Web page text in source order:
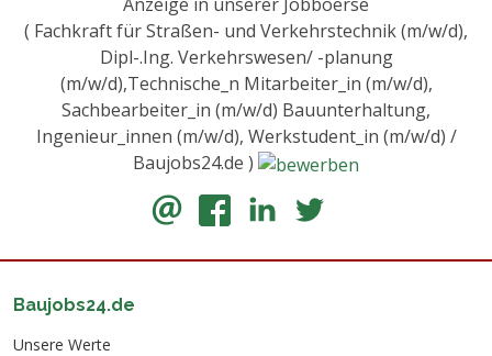
( Fachkraft für Straßen- und Verkehrstechnik (m/w/d),
Dipl-.Ing. Verkehrswesen/ -planung
(m/w/d),Technische_n Mitarbeiter_in (m/w/d),
Sachbearbeiter_in (m/w/d) Bauunterhaltung,
Ingenieur_innen (m/w/d), Werkstudent_in (m/w/d) /
Baujobs24.de )
Baujobs24.de
Unsere Werte